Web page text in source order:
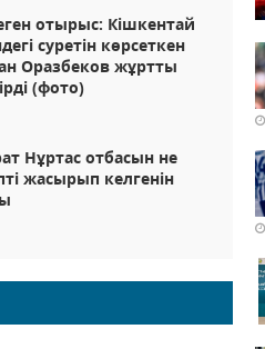
отырыс: Кішкентай
суретін көрсеткен
Оразбеков жұртты
(фото)
Нұртас отбасын не
жасырып келгенін